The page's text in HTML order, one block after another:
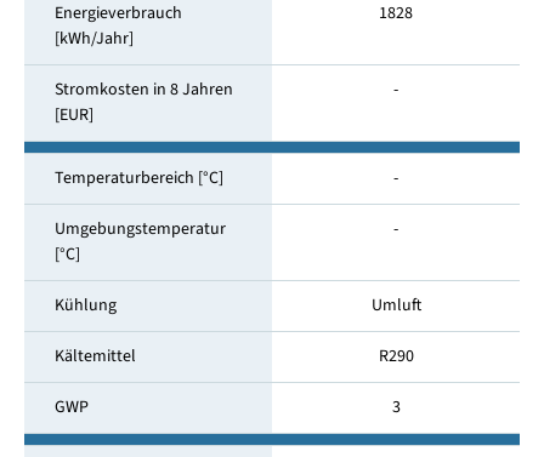
Energieverbrauch
[kWh/Jahr]
1828
Stromkosten in 8 Jahren
[EUR]
-
Temperaturbereich [°C] -
Umgebungstemperatur
[°C]
-
Kühlung Umluft
Kältemittel R290
GWP 3